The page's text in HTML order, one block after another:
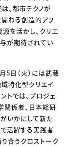
、都市テクノが
関わる創造的アプ
を活かし、クリエ
が期待されてい
5日（火）には武蔵
特化型クリエイ
トでは、プロジェ
関係者、日本総研
いかにして新た
活躍する実践者
合うクロストーク